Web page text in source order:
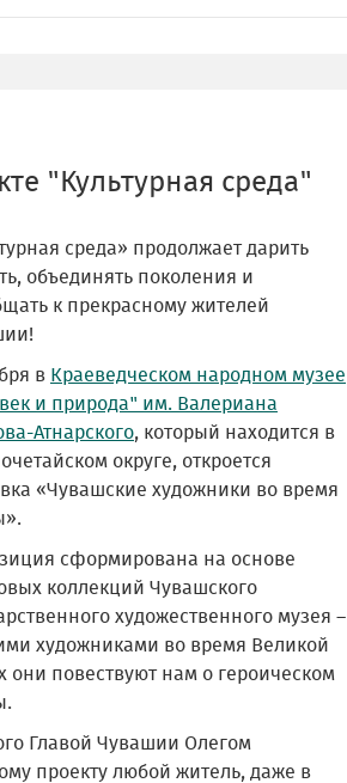
"Культурная среда"
среда» продолжает дарить
объединять поколения и
к прекрасному жителей
в Краеведческом народном музее
и природа" им. Валериана
Атнарского, который находится в
округе, откроется
«Чувашские художники во время
сформирована на основе
коллекций Чувашского
художественного музея –
художниками во время Великой
они повествуют нам о героическом
Главой Чувашии Олегом
проекту любой житель, даже в